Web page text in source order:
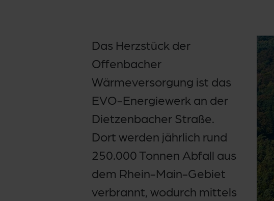
Das Herzstück der
Offenbacher
Wärmeversorgung ist das
EVO-Energiewerk an der
Dietzenbacher Straße.
Dort werden jährlich rund
250.000 Tonnen Abfall aus
dem Rhein-Main-Gebiet
verbrannt, wodurch mittels